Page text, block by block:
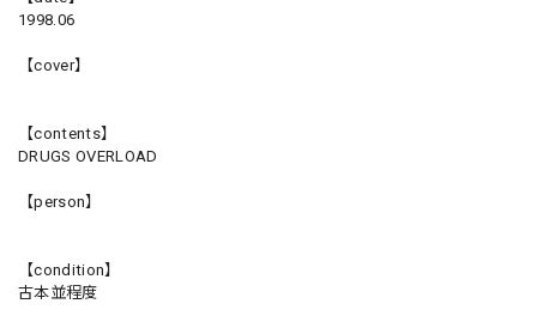
1998.06
【cover】
【contents】
DRUGS OVERLOAD
【person】
【condition】
古本並程度